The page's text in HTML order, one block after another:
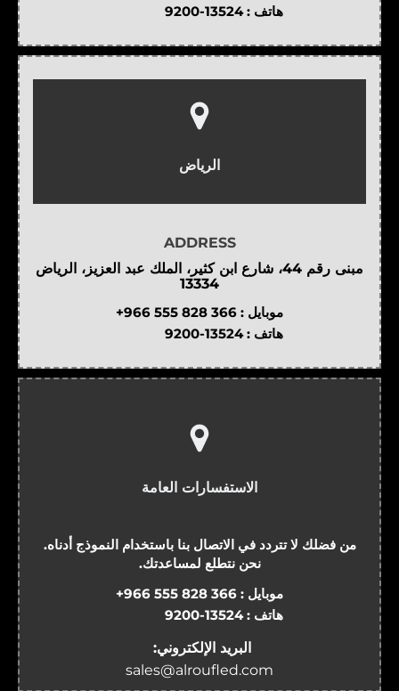
هاتف : 9200-13524
الرياض
ADDRESS
مبنى رقم 44، شارع ابن كثير، الملك عبد العزيز، الرياض
13334
موبايل : +966 555 828 366
هاتف : 9200-13524
الاستفسارات العامة
من فضلك لا تتردد في الاتصال بنا باستخدام النموذج أدناه.
نحن نتطلع لمساعدتك.
موبايل : +966 555 828 366
هاتف : 9200-13524
البريد الإلكتروني:
sales@alroufled.com